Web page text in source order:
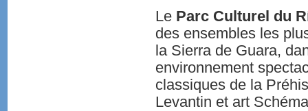
Le Parc Culturel du
des ensembles les
la Sierra de Guara,
environnement
classiques de la
Levantin et art